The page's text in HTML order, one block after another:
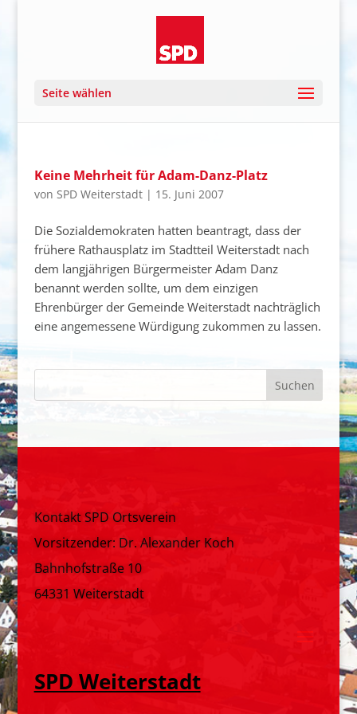
Seite wählen
Keine Mehrheit für Adam-Danz-Platz
von SPD Weiterstadt| 15. Juni 2007
Die Sozialdemokraten hatten beantragt, dass der
frühere Rathausplatz im Stadtteil Weiterstadt nach
dem langjährigen Bürgermeister Adam Danz
benannt werden sollte, um dem einzigen
Ehrenbürger der Gemeinde Weiterstadt nachträglich
eine angemessene Würdigung zukommen zu lassen.
Kontakt SPD Ortsverein
Vorsitzender: Dr. Alexander Koch
Bahnhofstraße 10
64331 Weiterstadt
SPD Weiterstadt